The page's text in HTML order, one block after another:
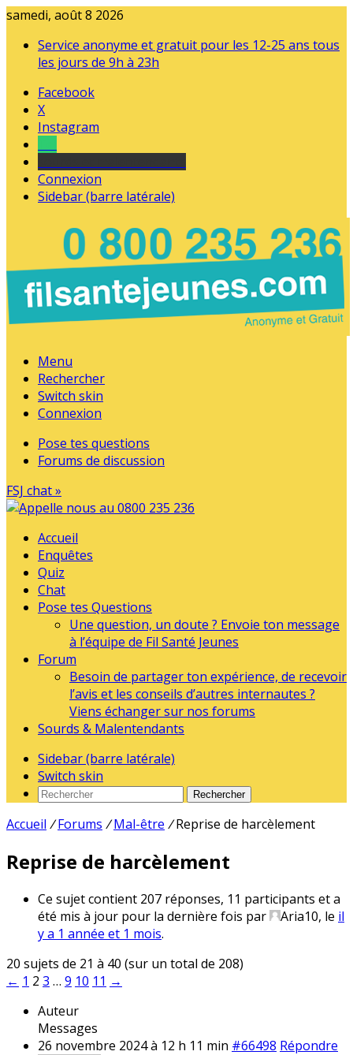
samedi, août 8 2026
Service anonyme et gratuit pour les 12-25 ans tous
les jours de 9h à 23h
Facebook
X
Instagram
Connexion
Sidebar (barre latérale)
Menu
Rechercher
Switch skin
Connexion
Pose tes questions
Forums de discussion
FSJ chat »
Accueil
Enquêtes
Quiz
Chat
Pose tes Questions
Une question, un doute ? Envoie ton message
à l’équipe de Fil Santé Jeunes
Forum
Besoin de partager ton expérience, de recevoir
l’avis et les conseils d’autres internautes ?
Viens échanger sur nos forums
Sourds & Malentendants
Sidebar (barre latérale)
Switch skin
Rechercher
Accueil / Forums / Mal-être / Reprise de harcèlement
Reprise de harcèlement
Ce sujet contient 207 réponses, 11 participants et a
été mis à jour pour la dernière fois par
Aria10, le il
y a 1 année et 1 mois.
20 sujets de 21 à 40 (sur un total de 208)
← 1 2 3 … 9 10 11 →
Auteur
Messages
26 novembre 2024 à 12 h 11 min #66498 Répondre